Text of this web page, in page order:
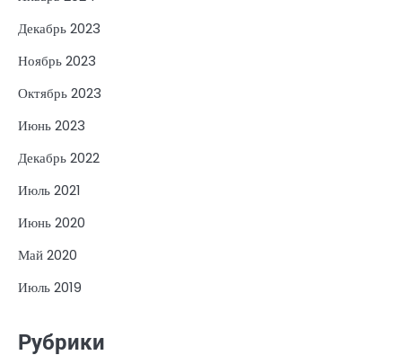
Декабрь 2023
Ноябрь 2023
Октябрь 2023
Июнь 2023
Декабрь 2022
Июль 2021
Июнь 2020
Май 2020
Июль 2019
Рубрики